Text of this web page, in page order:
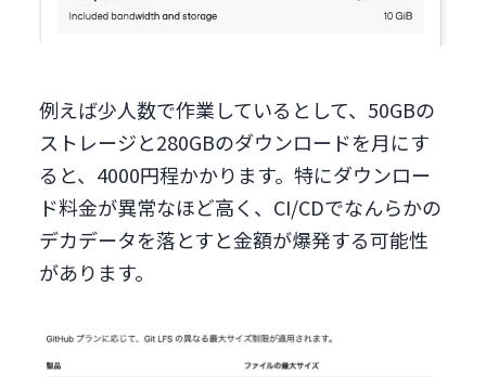
例えば少人数で作業しているとして、50GBの
ストレージと280GBのダウンロードを月にす
ると、4000円程かかります。特にダウンロー
ド料金が異常なほど高く、CI/CDでなんらかの
デカデータを落とすと金額が爆発する可能性
があります。